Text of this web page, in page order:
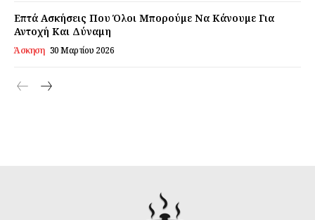
Επτά Ασκήσεις Που Όλοι Μπορούμε Να Κάνουμε Για
Αντοχή Και Δύναμη
Άσκηση 30 Μαρτίου 2026